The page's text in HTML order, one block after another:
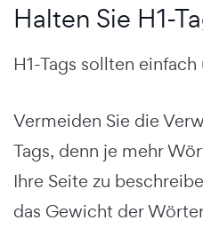
Halten Sie H1-
H1-Tags sollten
Vermeiden Sie die
Tags, denn je mehr
Ihre Seite zu
das Gewicht der